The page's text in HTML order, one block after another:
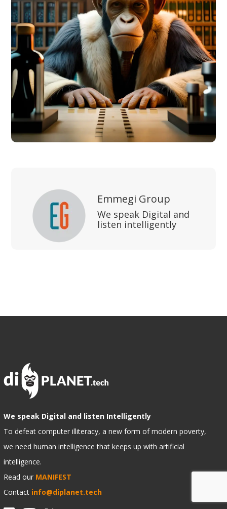
Emmegi Group
We speak Digital and
listen intelligently
We speak Digital and listen Intelligently
To defeat computer illiteracy, a new form of modern poverty,
we need human intelligence that keeps up with artificial
intelligence.
Read our MANIFEST
Contact info@diplanet.tech